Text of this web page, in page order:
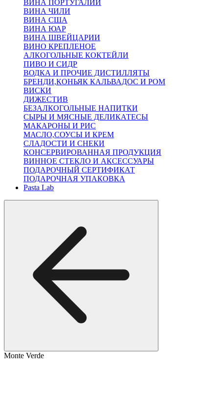
ВИНА ПОРТУГАЛИИ
ВИНА ЧИЛИ
ВИНА США
ВИНА ЮАР
ВИНА ШВЕЙЦАРИИ
ВИНО КРЕПЛЕНОЕ
АЛКОГОЛЬНЫЕ КОКТЕЙЛИ
ПИВО И СИДР
ВОДКА И ПРОЧИЕ ДИСТИЛЛЯТЫ
БРЕНДИ,КОНЬЯК КАЛЬВАДОС И РОМ
ВИСКИ
ДИЖЕСТИВ
БЕЗАЛКОГОЛЬНЫЕ НАПИТКИ
СЫРЫ И МЯСНЫЕ ДЕЛИКАТЕСЫ
МАКАРОНЫ И РИС
МАСЛО,СОУСЫ И КРЕМ
СЛАДОСТИ И СНЕКИ
КОНСЕРВИРОВАННАЯ ПРОДУКЦИЯ
ВИННОЕ СТЕКЛО И АКСЕССУАРЫ
ПОДАРОЧНЫЙ СЕРТИФИКАТ
ПОДАРОЧНАЯ УПАКОВКА
Pasta Lab
Monte Verde